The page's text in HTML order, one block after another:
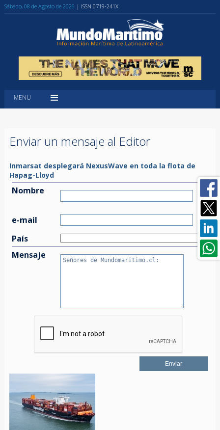
Sábado, 08 de Agosto de 2026 | ISSN 0719-241X
MENU
Enviar un mensaje al Editor
Inmarsat desplegará NexusWave en toda la flota de
Hapag-Lloyd
Nombre
e-mail
País
Mensaje